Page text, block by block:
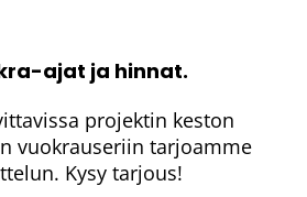
ajat ja hinnat.
projektin keston
vuokrauseriin tarjoamme
Kysy tarjous!